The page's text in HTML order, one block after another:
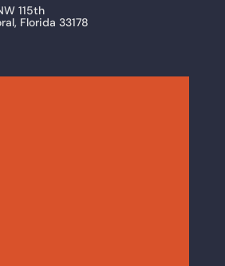
115th
Florida 33178